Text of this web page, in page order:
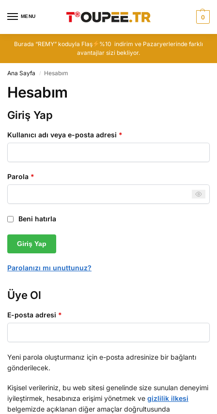
MENU 0
Burada “REMY” koduyla Flaş
%10 indirim ve Pazaryerlerinde farklı
avantajlar sizi bekliyor.
Ana Sayfa / Hesabım
Hesabım
Giriş Yap
Kullanıcı adı veya e-posta adresi *
Parola *
Beni hatırla
Giriş Yap
Parolanızı mı unuttunuz?
Üye Ol
E-posta adresi *
Yeni parola oluşturmanız için e-posta adresinize bir bağlantı
gönderilecek.
Kişisel verileriniz, bu web sitesi genelinde size sunulan deneyimi
iyileştirmek, hesabınıza erişimi yönetmek ve gizlilik ilkesi
belgemizde açıklanan diğer amaçlar doğrultusunda